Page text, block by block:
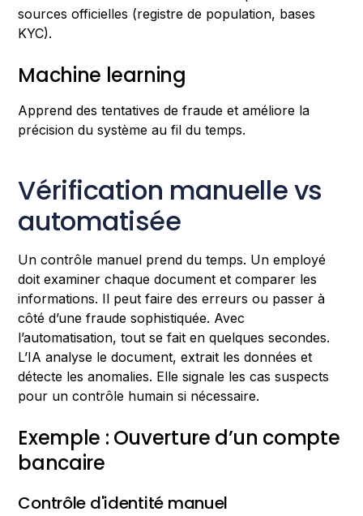
sources officielles (registre de population, bases
KYC).
Machine learning
Apprend des tentatives de fraude et améliore la
précision du système au fil du temps.
Vérification manuelle vs
automatisée
Un contrôle manuel prend du temps. Un employé
doit examiner chaque document et comparer les
informations. Il peut faire des erreurs ou passer à
côté d’une fraude sophistiquée. Avec
l’automatisation, tout se fait en quelques secondes.
L’IA analyse le document, extrait les données et
détecte les anomalies. Elle signale les cas suspects
pour un contrôle humain si nécessaire.
Exemple : Ouverture d’un compte
bancaire
Contrôle d'identité manuel